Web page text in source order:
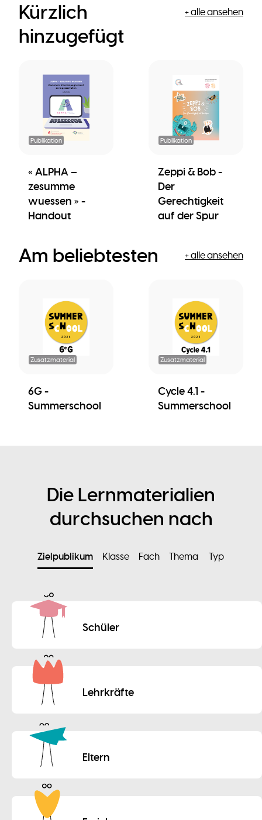
Kürzlich
hinzugefügt
Publikation
« ALPHA –
zesumme
wuessen » -
Handout
Publikation
Zeppi & Bob -
Der
Gerechtigkeit
auf der Spur
+ alle ansehen
Am beliebtesten
Zusatzmaterial
6G -
Summerschool
Zusatzmaterial
Cycle 4.1 -
Summerschool
+ alle ansehen
Die Lernmaterialien
durchsuchen nach
Zielpublikum Klasse Fach Thema Typ
Schüler
Lehrkräfte
Eltern